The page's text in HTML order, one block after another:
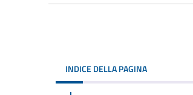
INDICE DELLA PAGINA